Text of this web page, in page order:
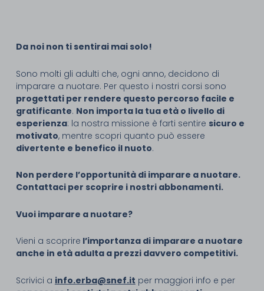
Da noi non ti sentirai mai solo!
Sono molti gli adulti che, ogni anno, decidono di
imparare a nuotare. Per questo i nostri corsi sono
progettati per rendere questo percorso facile e
gratificante. Non importa la tua età o livello di
esperienza: la nostra missione è farti sentire sicuro e
motivato, mentre scopri quanto può essere
divertente e benefico il nuoto.
Non perdere l’opportunità di imparare a nuotare.
Contattaci per scoprire i nostri abbonamenti.
Vuoi imparare a nuotare?
Vieni a scoprire l’importanza di imparare a nuotare
anche in età adulta a prezzi davvero competitivi.
Scrivici a info.erba@snef.it per maggiori info e per